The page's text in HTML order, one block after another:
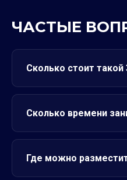
ЧАСТЫЕ
Сколько стоит такой
Сколько времени
Где можно